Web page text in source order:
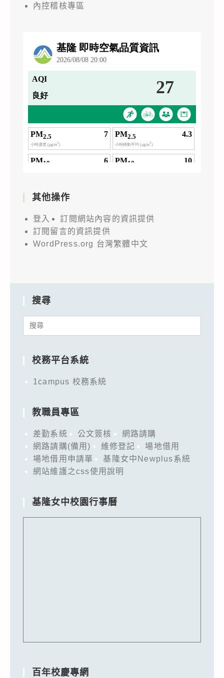
內控稽核專區
其他操作
登入
訂閱網站內容的資訊提供
訂閱留言的資訊提供
WordPress.org 台灣繁體中文
搜尋
Search
校務平台系統
1campus 校務系統
教職員專區
差勤系統 公文簽核
網路請購
網路請購(備用)
維修登記
場地借用
場地借用申請單
基隆女中Newplus系統
網站維護之css使用說明
基隆女中校園行事曆
百年校慶專網